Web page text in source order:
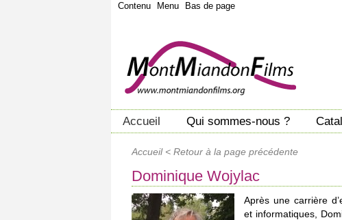
Contenu Menu Bas de page
Accueil Qui sommes-nous ?
Accueil< Retour à la page précédente
Dominique Wojylac
Après une carrière
et informatiques,